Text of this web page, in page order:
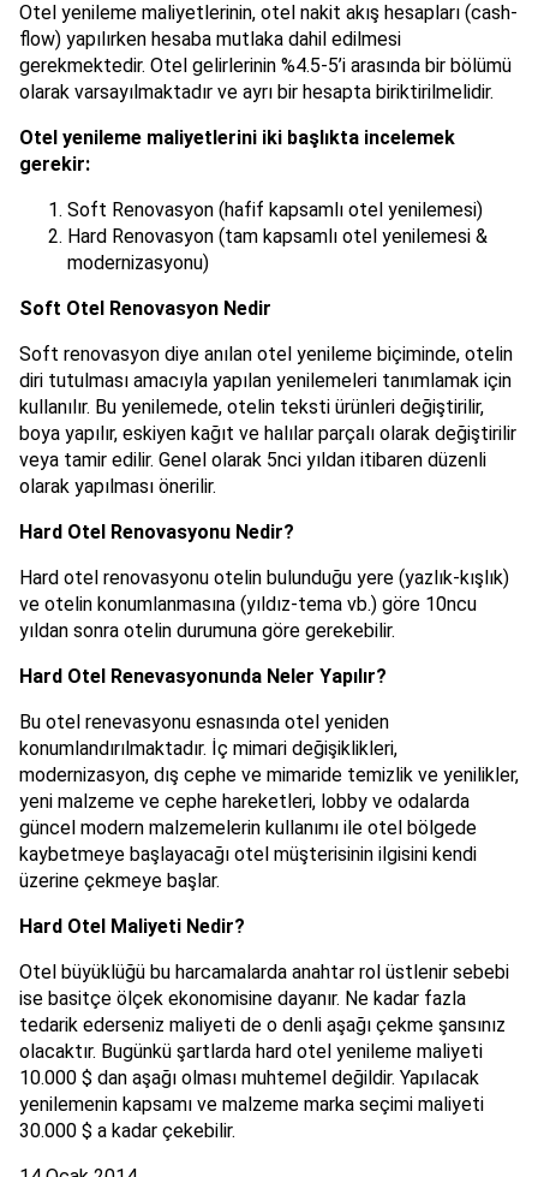
Otel yenileme maliyetlerinin, otel nakit akış hesapları (cash-
flow) yapılırken hesaba mutlaka dahil edilmesi
gerekmektedir. Otel gelirlerinin %4.5-5’i arasında bir bölümü
olarak varsayılmaktadır ve ayrı bir hesapta biriktirilmelidir.
Otel yenileme maliyetlerini iki başlıkta incelemek
gerekir:
Soft Renovasyon (hafif kapsamlı otel yenilemesi)
Hard Renovasyon (tam kapsamlı otel yenilemesi &
modernizasyonu)
Soft Otel Renovasyon Nedir
Soft renovasyon diye anılan otel yenileme biçiminde, otelin
diri tutulması amacıyla yapılan yenilemeleri tanımlamak için
kullanılır. Bu yenilemede, otelin teksti ürünleri değiştirilir,
boya yapılır, eskiyen kağıt ve halılar parçalı olarak değiştirilir
veya tamir edilir. Genel olarak 5nci yıldan itibaren düzenli
olarak yapılması önerilir.
Hard Otel Renovasyonu Nedir?
Hard otel renovasyonu otelin bulunduğu yere (yazlık-kışlık)
ve otelin konumlanmasına (yıldız-tema vb.) göre 10ncu
yıldan sonra otelin durumuna göre gerekebilir.
Hard Otel Renevasyonunda Neler Yapılır?
Bu otel renevasyonu esnasında otel yeniden
konumlandırılmaktadır. İç mimari değişiklikleri,
modernizasyon, dış cephe ve mimaride temizlik ve yenilikler,
yeni malzeme ve cephe hareketleri, lobby ve odalarda
güncel modern malzemelerin kullanımı ile otel bölgede
kaybetmeye başlayacağı otel müşterisinin ilgisini kendi
üzerine çekmeye başlar.
Hard Otel Maliyeti Nedir?
Otel büyüklüğü bu harcamalarda anahtar rol üstlenir sebebi
ise basitçe ölçek ekonomisine dayanır. Ne kadar fazla
tedarik ederseniz maliyeti de o denli aşağı çekme şansınız
olacaktır. Bugünkü şartlarda hard otel yenileme maliyeti
10.000 $ dan aşağı olması muhtemel değildir. Yapılacak
yenilemenin kapsamı ve malzeme marka seçimi maliyeti
30.000 $ a kadar çekebilir.